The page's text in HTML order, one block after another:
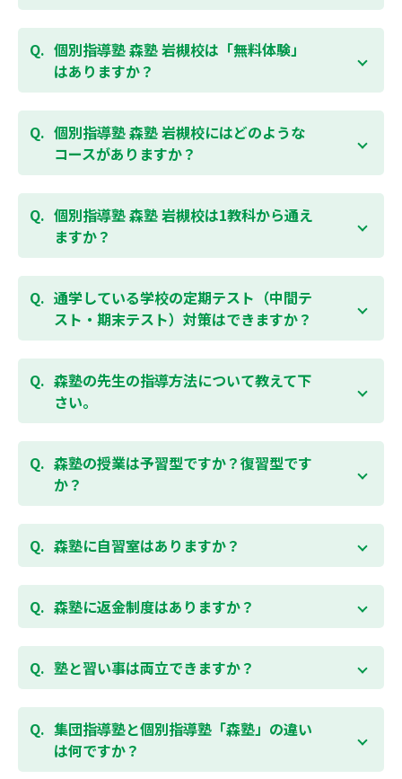
お子様の学年やご状況、校舎によって変わりますの
で、以下より、お気軽にお問合わせください。個別指
導塾 森塾の授業料は
よりお問合わせく
ださい。自動返信メールで【すぐ】にご確認いただけ
個別指導塾 森塾 岩槻校は「無料体験」
はありますか？
通常期には最大1ヶ月の無料体験を受付しておりま
す。また、春休み、夏休み、冬休みの講習では「4日
間～5日間の無料体験」授業を受けていただくことが
可能です。個別指導塾 森塾 岩槻校の無料体験について
個別指導塾 森塾 岩槻校にはどのような
コースがありますか？
個別指導塾 森塾 岩槻校では、小学生・中学生・高校
生のコースがあり、それぞれ学校のテストの点数アッ
プを目的としたコースとなっております。その他、小
学生用の英検®対策や、基礎学力を身につけるDOJOな
は校舎にお問合わせください。
お問合わせはこちら
個別指導塾 森塾 岩槻校は1教科から通え
ますか？
はい、1教科、週1日から受講いただけます。自分から
勉強できる習慣をつけるために最初は1から2教科での
受講をおすすめしております。まずはお気軽にご相談
ください。
ご相談（お問合わせ）はこちら
通学している学校の定期テスト（中間テ
スト・期末テスト）対策はできますか？
お子様お一人おひとりの学校進度やテスト範囲にあわ
せて授業をすすめますので、定期テスト対策に繋がり
ます。森塾では、テスト直前に自分の予定にあわせ
て、テスト対策授業の追加ができます。 受講中の科目
ど）も可能です。 普段忙しくてなかなか手が回らない
科目も、テスト前に集中して対策できると好評です。
森塾の先生の指導方法について教えて下
さい。
「質量ともに日本一」と自負する研修制度を受け、知
識や教え方を習得した先生が、一人ひとりの能力、個
性に合わせて個別指導いたします。先生とお子様の相
性を大切にするために、相性が合わなければ先生変更
森塾の授業は予習型ですか？復習型です
か？
春期・夏期等の講習以外では森塾の授業は学校で習っ
たところを教える「復習型授業」ではなく、塾で習っ
のが楽しくなります。
勉強が楽しくなるとテストの成績が上がり、テストの
様の成績アップを目指しましょう！まずは無料授業体
験を！
無料体験はこちら
森塾に自習室はありますか？
各校舎に完備しています。
空いている時間があれば、学校の授業の予習や宿題、
森塾に返金制度はありますか？
森塾では保護者様に「安心して」入塾をご検討いただ
くために、ご入塾後4回授業を受けられるまでに入塾
「全額」を返金させていただく「返金制度」をご用意
しております。
塾と習い事は両立できますか？
森塾は個別指導ですので、時間や曜日を自由に選択す
ることができます。そのため、部活やすでにお通いの
習い事などと無理なく両立することができます。
集団指導塾と個別指導塾「森塾」の違い
は何ですか？